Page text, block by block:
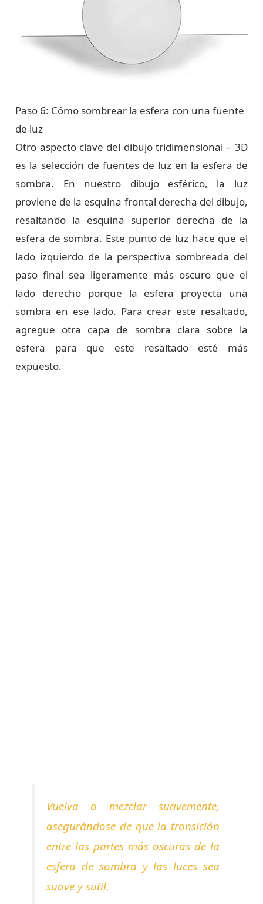
Paso 6: Cómo sombrear la esfera con una fuente
de luz
Otro aspecto clave del dibujo tridimensional – 3D
es la selección de fuentes de luz en la esfera de
sombra. En nuestro dibujo esférico, la luz
proviene de la esquina frontal derecha del dibujo,
resaltando la esquina superior derecha de la
esfera de sombra. Este punto de luz hace que el
lado izquierdo de la perspectiva sombreada del
paso final sea ligeramente más oscuro que el
lado derecho porque la esfera proyecta una
sombra en ese lado. Para crear este resaltado,
agregue otra capa de sombra clara sobre la
esfera para que este resaltado esté más
expuesto.
Vuelva a mezclar suavemente,
asegurándose de que la transición
entre las partes más oscuras de la
esfera de sombra y las luces sea
suave y sutil.